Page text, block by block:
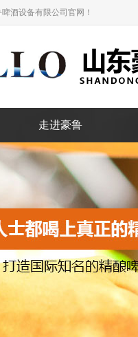
酒设备有限公司官网！
走进豪鲁